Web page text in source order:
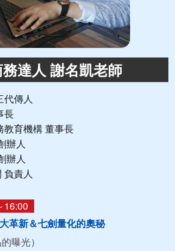
達人 謝名凱老師
傳人
長
育機構 董事長
辦人
辦人
責人
革新＆七劍量化的奧秘
曝光）